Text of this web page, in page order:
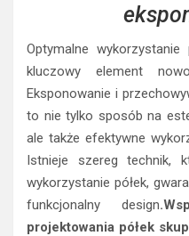
Optymalne
kluczowy element
Eksponowanie i
to nie tylko sposób na
ale także efektywne
Istnieje szereg technik,
wykorzystanie półek,
funkcjonalny design
projektowania półek